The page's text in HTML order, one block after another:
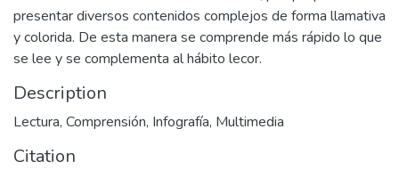
presentar diversos contenidos complejos de forma llamativa
y colorida. De esta manera se comprende más rápido lo que
se lee y se complementa al hábito lecor.
Description
Lectura, Comprensión, Infografía, Multimedia
Citation